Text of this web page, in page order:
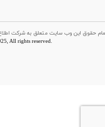
حقوق این وب سایت متعلق به شرکت
All rights reserved.​​​​​​​